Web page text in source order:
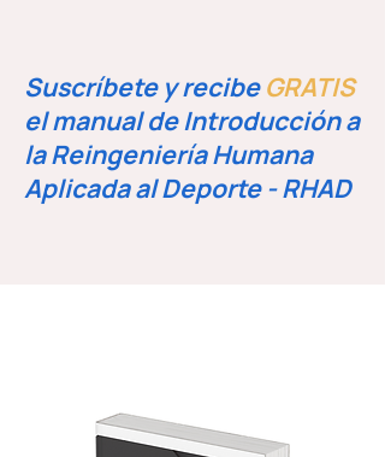
Suscríbete y recibeGRATIS
el manual de Introducción a
la Reingeniería Humana
Aplicada al Deporte - RHAD